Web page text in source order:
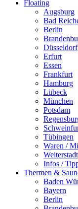
Floating
Augsburg
Bad
Berlin
Düsseldorf
Erfurt
Essen
Frankfurt
Hamburg
Lübeck
München
Potsdam
Tübingen
Waren /
Weiterstadt
Infos /
Thermen &
Baden
Bayern
Berlin